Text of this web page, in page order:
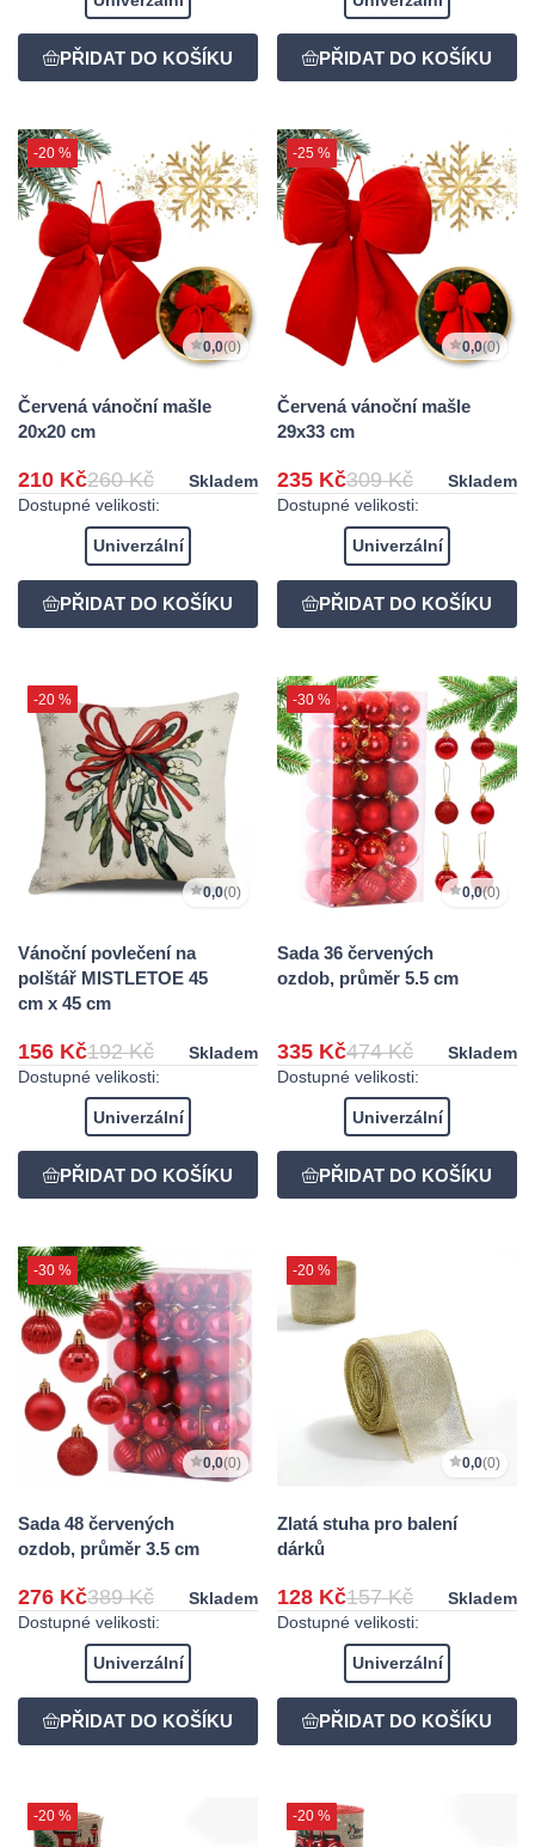
-20 %
0,0(0)
Červená vánoční mašle
20x20 cm
210 Kč260 Kč
Skladem
Dostupné velikosti:
Univerzální
-25 %
0,0(0)
Červená vánoční mašle
29x33 cm
235 Kč309 Kč
Skladem
Dostupné velikosti:
Univerzální
-20 %
0,0(0)
Vánoční povlečení na
polštář MISTLETOE 45
cm x 45 cm
156 Kč192 Kč
Skladem
Dostupné velikosti:
Univerzální
-30 %
0,0(0)
Sada 36 červených
ozdob, průměr 5.5 cm
335 Kč474 Kč
Skladem
Dostupné velikosti:
Univerzální
-30 %
0,0(0)
Sada 48 červených
ozdob, průměr 3.5 cm
276 Kč389 Kč
Skladem
Dostupné velikosti:
Univerzální
-20 %
0,0(0)
Zlatá stuha pro balení
dárků
128 Kč157 Kč
Skladem
Dostupné velikosti:
Univerzální
-20 % -20 %